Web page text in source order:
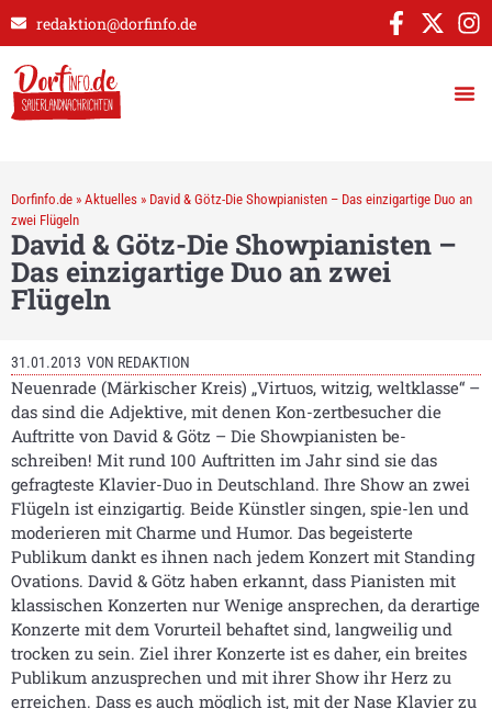
redaktion@dorfinfo.de
Dorfinfo.de » Aktuelles » David & Götz-Die Showpianisten – Das einzigartige Duo an
zwei Flügeln
David & Götz-Die Showpianisten –
Das einzigartige Duo an zwei
Flügeln
31.01.2013 VON REDAKTION
Neuenrade (Märkischer Kreis) „Virtuos, witzig, weltklasse“ –
das sind die Adjektive, mit denen Kon-zertbesucher die
Auftritte von David & Götz – Die Showpianisten be-
schreiben! Mit rund 100 Auftritten im Jahr sind sie das
gefragteste Klavier-Duo in Deutschland. Ihre Show an zwei
Flügeln ist einzigartig. Beide Künstler singen, spie-len und
moderieren mit Charme und Humor. Das begeisterte
Publikum dankt es ihnen nach jedem Konzert mit Standing
Ovations. David & Götz haben erkannt, dass Pianisten mit
klassischen Konzerten nur Wenige ansprechen, da derartige
Konzerte mit dem Vorurteil behaftet sind, langweilig und
trocken zu sein. Ziel ihrer Konzerte ist es daher, ein breites
Publikum anzusprechen und mit ihrer Show ihr Herz zu
erreichen. Dass es auch möglich ist, mit der Nase Klavier zu